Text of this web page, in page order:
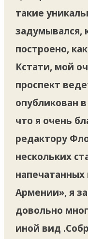
такие
задумывался,
построено,
Кстати, мой
проспект
опубликован
что я очень
редактору
нескольких
напечатанных
Армении», я
довольно
иной вид